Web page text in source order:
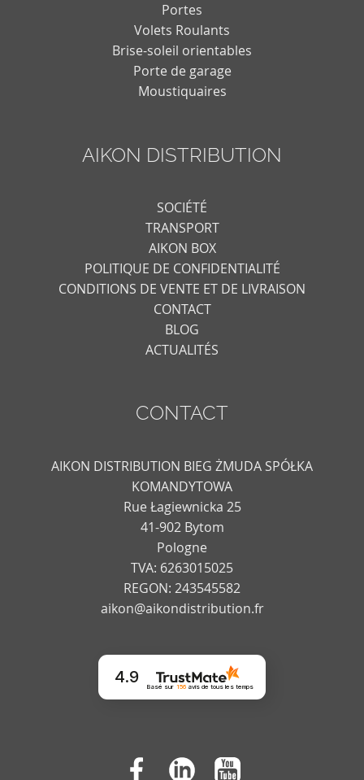
Portes
Volets Roulants
Brise-soleil orientables
Porte de garage
Moustiquaires
AIKON DISTRIBUTION
SOCIÉTÉ
TRANSPORT
AIKON BOX
POLITIQUE DE CONFIDENTIALITÉ
CONDITIONS DE VENTE ET DE LIVRAISON
CONTACT
BLOG
ACTUALITÉS
CONTACT
AIKON DISTRIBUTION BIEG ŻMUDA SPÓŁKA
KOMANDYTOWA
Rue Łagiewnicka 25
41-902 Bytom
Pologne
TVA: 6263015025
REGON: 243545582
aikon@aikondistribution.fr
4.9
Basé sur 156avis de tous les temps